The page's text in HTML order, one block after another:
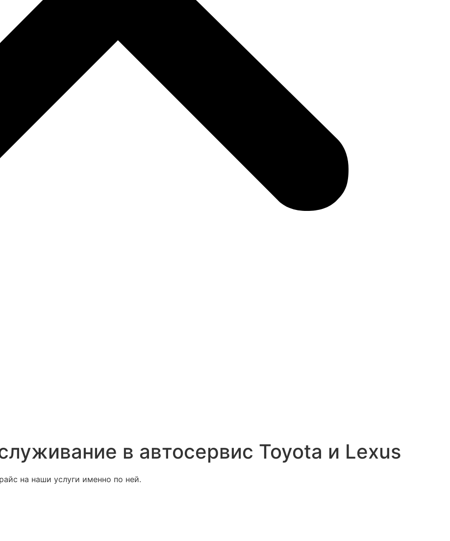
в автосервис Toyota и Lexus
на наши услуги именно по ней.